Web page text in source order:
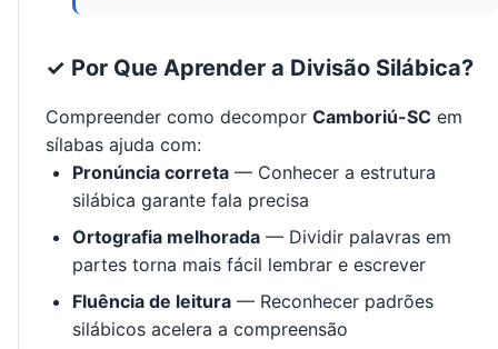
✓ Por Que Aprender a Divisão Silábica?
Compreender como decompor Camboriú-SC em
sílabas ajuda com:
Pronúncia correta — Conhecer a estrutura
silábica garante fala precisa
Ortografia melhorada — Dividir palavras em
partes torna mais fácil lembrar e escrever
Fluência de leitura — Reconhecer padrões
silábicos acelera a compreensão